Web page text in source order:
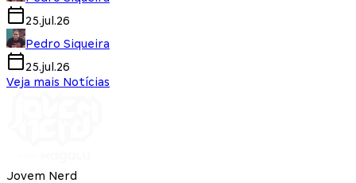
25.jul.26
Pedro Siqueira
25.jul.26
Veja mais Notícias
Jovem Nerd